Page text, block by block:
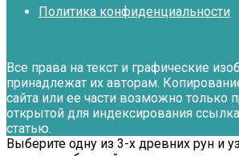
Политика конфиденциальности
Все права на текст и графические
принадлежат их авторам.
сайта или ее части возможно только
открытой для индексирования
статью.
Выберите одну из 3-х древних рун и